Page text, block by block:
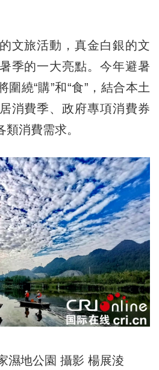
旅活動，真金白銀的文
季的一大亮點。今年避暑
繞“購”和“食”，結合本土
消費季、政府專項消費券
消費需求。
濕地公園 攝影 楊展淩